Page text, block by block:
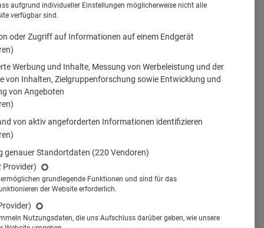
aufgrund individueller Einstellungen möglicherweise nicht alle
verfügbar sind.
oder Zugriff auf Informationen auf einem Endgerät
Werbung und Inhalte, Messung von Werbeleistung und der
von Inhalten, Zielgruppenforschung sowie Entwicklung und
von Angeboten
von aktiv angeforderten Informationen identifizieren
genauer Standortdaten (220 Vendoren)
Provider)
ermöglichen grundlegende Funktionen und sind für das
der Website erforderlich.
Nutzungsdaten, die uns Aufschluss darüber geben, wie unsere